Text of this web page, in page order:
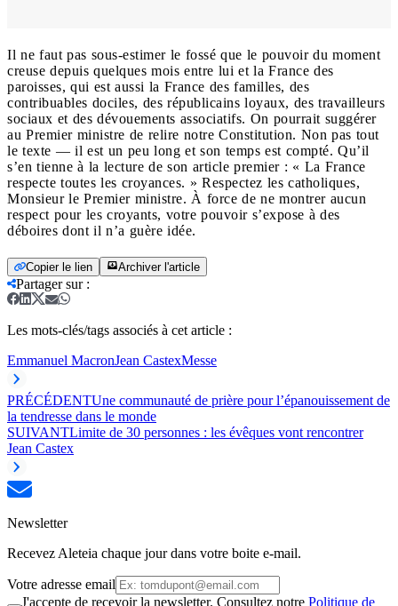
Il ne faut pas sous-estimer le fossé que le pouvoir du moment
creuse depuis quelques mois entre lui et la France des
paroisses, qui est aussi la France des familles, des
contribuables dociles, des républicains loyaux, des travailleurs
sociaux et des dévouements associatifs. On pourrait suggérer
au Premier ministre de relire notre Constitution. Non pas tout
le texte — il est un peu long et son temps est compté. Qu’il
s’en tienne à la lecture de son article premier : « La France
respecte toutes les croyances. » Respectez les catholiques,
Monsieur le Premier ministre. À force de ne montrer aucun
respect pour les croyants, votre pouvoir s’expose à des
déboires dont il n’a guère idée.
Copier le lien Archiver l'article
Partager sur:
Les mots-clés/tags associés à cet article :
Emmanuel MacronJean CastexMesse
PRÉCÉDENTUne communauté de prière pour l’épanouissement de
la tendresse dans le monde
SUIVANTLimite de 30 personnes : les évêques vont rencontrer
Jean Castex
Newsletter
Recevez Aleteia chaque jour dans votre boite e-mail.
Votre adresse email
J'accepte de recevoir la newsletter. Consultez notre Politique de